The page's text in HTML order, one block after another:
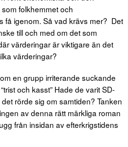
folkhemmet och
få igenom. Så vad krävs mer? Det
till och med om det som
värderingar är viktigare än det
värderingar?
en grupp irriterande suckande
och kasst” Hade de varit SD-
rörde sig om samtiden? Tanken
av denna rätt märkliga roman
från insidan av efterkrigstidens